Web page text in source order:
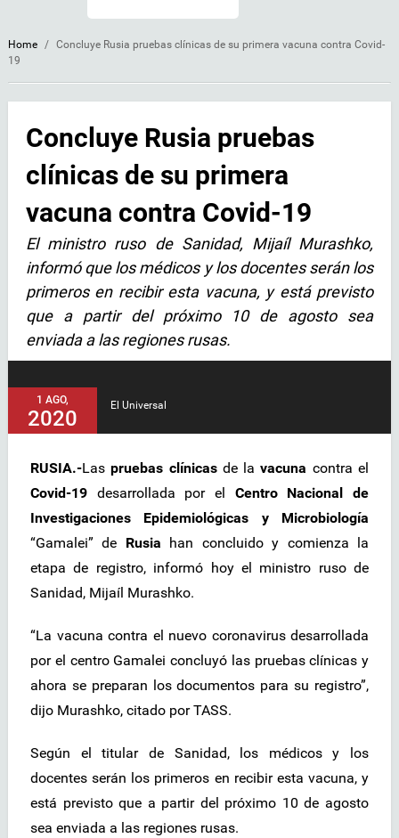
Home / Concluye Rusia pruebas clínicas de su primera vacuna contra Covid-
19
Concluye Rusia pruebas
clínicas de su primera
vacuna contra Covid-19
El ministro ruso de Sanidad, Mijaíl Murashko,
informó que los médicos y los docentes serán los
primeros en recibir esta vacuna, y está previsto
que a partir del próximo 10 de agosto sea
enviada a las regiones rusas.
1 AGO,
2020
El Universal
RUSIA.-Laspruebas clínicasde la vacuna contra el
Covid-19 desarrollada por el Centro Nacional de
Investigaciones Epidemiológicas y Microbiología
“Gamalei” de Rusia han concluido y comienza la
etapa de registro, informó hoy el ministro ruso de
Sanidad, Mijaíl Murashko.
“La vacuna contra el nuevo coronavirus desarrollada
por el centro Gamalei concluyó las pruebas clínicas y
ahora se preparan los documentos para su registro”,
dijo Murashko, citado por TASS.
Según el titular de Sanidad, los médicos y los
docentes serán los primeros en recibir esta vacuna, y
está previsto que a partir del próximo 10 de agosto
sea enviada a las regiones rusas.